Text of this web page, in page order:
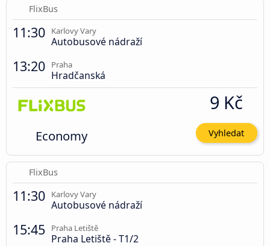
FlixBus
11:30 Karlovy Vary
Autobusové nádraží
13:20 Praha
Hradčanská
Economy
9 Kč
Vyhledat
FlixBus
11:30 Karlovy Vary
Autobusové nádraží
15:45 Praha Letiště
Praha Letiště - T1/2